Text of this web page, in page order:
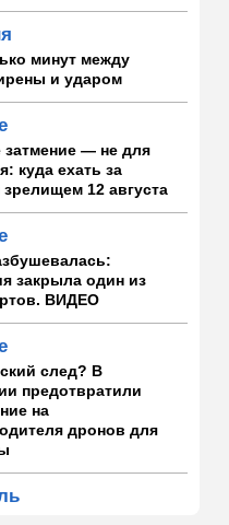
минут между
и ударом
затмение — не для
куда ехать за
12 августа
закрыла один из
ВИДЕО
след? В
предотвратили
на
дронов для